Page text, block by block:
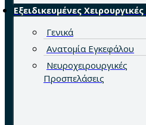
Εξειδικευμένες
Γενικά
Ανατομία Εγκεφάλου
Νευροχειρουργικές
Προσπελάσεις